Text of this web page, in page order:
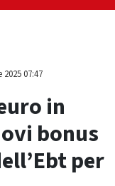
07:47
in
bonus
per